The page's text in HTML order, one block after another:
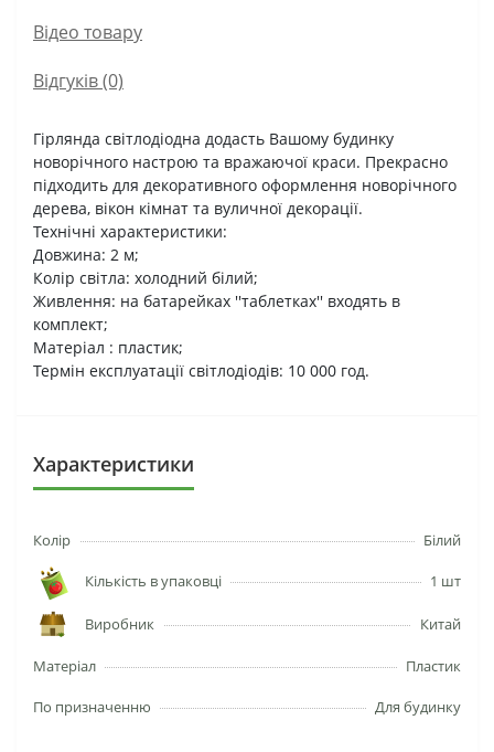
Вiдео товару
Відгуків (0)
Гірлянда світлодіодна додасть Вашому будинку
новорічного настрою та вражаючої краси. Прекрасно
підходить для декоративного оформлення новорічного
дерева, вікон кімнат та вуличної декорації.
Технічні характеристики:
Довжина: 2 м;
Колір світла: холодний білий;
Живлення: на батарейках ''таблетках'' входять в
комплект;
Матеріал : пластик;
Термін експлуатації світлодіодів: 10 000 год.
Характеристики
Колір Білий
Кількість в упаковці 1 шт
Виробник Китай
Матеріал Пластик
По призначенню Для будинку